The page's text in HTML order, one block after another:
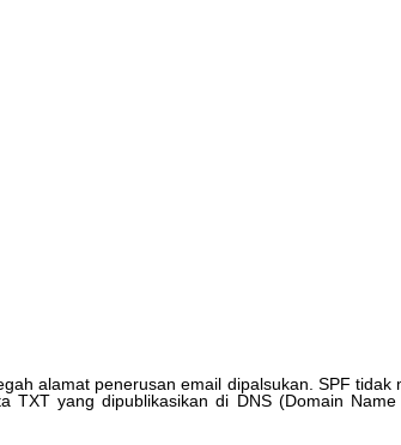
alamat penerusan email dipalsukan SPF tidak
TXT yang dipublikasikan di DNS (Domain Name